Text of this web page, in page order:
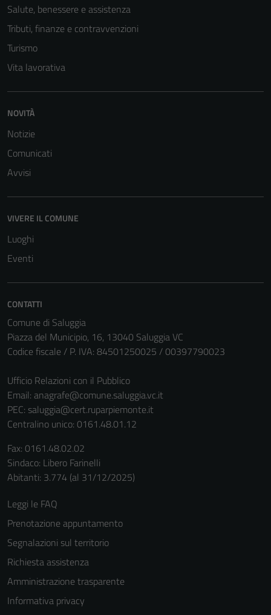
Salute, benessere e assistenza
Tributi, finanze e contravvenzioni
Turismo
Vita lavorativa
NOVITÀ
Notizie
Comunicati
Avvisi
VIVERE IL COMUNE
Luoghi
Eventi
CONTATTI
Comune di Saluggia
Piazza del Municipio, 16, 13040 Saluggia VC
Codice fiscale / P. IVA: 84501250025 / 00397790023
Ufficio Relazioni con il Pubblico
Email: anagrafe@comune.saluggia.vc.it
PEC: saluggia@cert.ruparpiemonte.it
Centralino unico: 0161.48.01.12
Fax: 0161.48.02.02
Sindaco: Libero Farinelli
Abitanti: 3.774 (al 31/12/2025)
Leggi le FAQ
Prenotazione appuntamento
Segnalazioni sul territorio
Richiesta assistenza
Amministrazione trasparente
Informativa privacy